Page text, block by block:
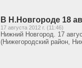
В Н.Новгороде 18
17 августа 2012 г. (11:46)
Нижний Новгород. 17
(Нижегородский район,